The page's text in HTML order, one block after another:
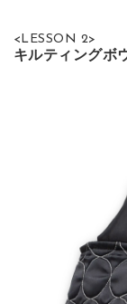
<LESSON 2>
キルティングボ